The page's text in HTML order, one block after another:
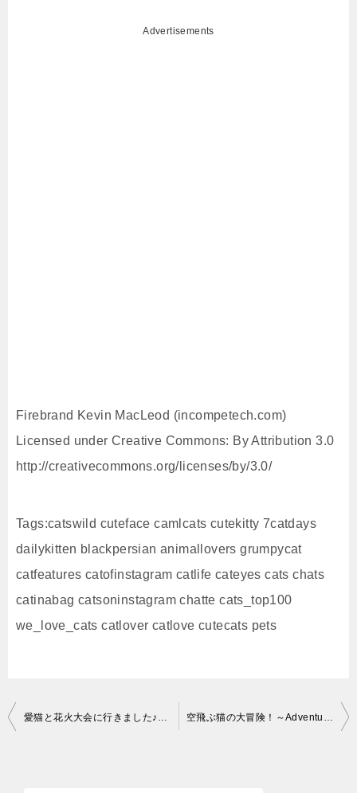
Advertisements
Firebrand Kevin MacLeod (incompetech.com)
Licensed under Creative Commons: By Attribution 3.0
http://creativecommons.org/licenses/by/3.0/
Tags:catswild cuteface camlcats cutekitty 7catdays
dailykitten blackpersian animallovers grumpycat
catfeatures catofinstagram catlife cateyes cats chats
catinabag catsoninstagram chatte cats_top100
we_love_cats catlover catlove cutecats pets
投
愛猫と花火大会に行きました♪（後編）Cat and fireworks Part 2 空飛ぶ猫の大冒険！～Adventure of a flying cat!～